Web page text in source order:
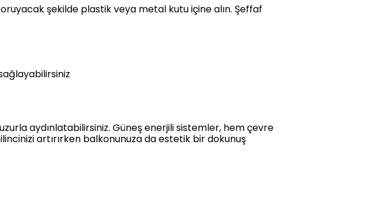
şekilde plastik veya metal kutu içine alın. Şeffaf
aydınlatabilirsiniz. Güneş enerjili sistemler, hem çevre
artırırken balkonunuza da estetik bir dokunuş